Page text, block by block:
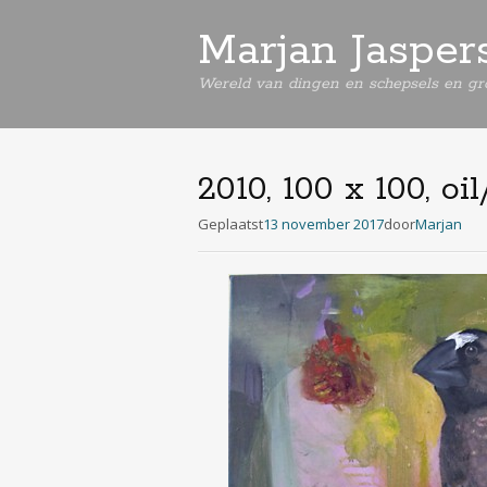
Marjan
Wereld van dingen en schepsels en
2010, 100 x 100,
Geplaatst13 november 2017doorMarjan